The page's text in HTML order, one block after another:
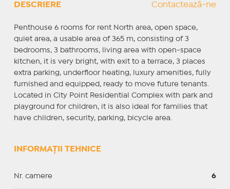
DESCRIERE Contactează-ne
Penthouse 6 rooms for rent North area, open space,
quiet area, a usable area of 365 m, consisting of 3
bedrooms, 3 bathrooms, living area with open-space
kitchen, it is very bright, with exit to a terrace, 3 places
extra parking, underfloor heating, luxury amenities, fully
furnished and equipped, ready to move future tenants.
Located in City Point Residential Complex with park and
playground for children, it is also ideal for families that
have children, security, parking, bicycle area.
INFORMAȚII TEHNICE
Nr. camere 6